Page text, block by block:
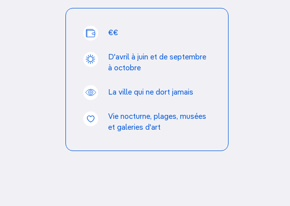
Découvrir nos articles
€€
D'avril à juin et de septembre
à octobre
La ville qui ne dort jamais
Vie nocturne, plages, musées
et galeries d'art